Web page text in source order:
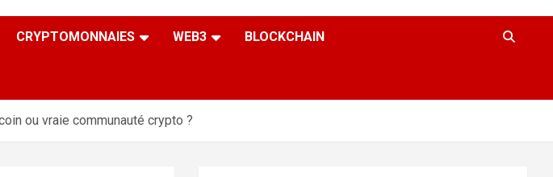
CRYPTOMONNAIES WEB3 BLOCKCHAIN
ou vraie communauté crypto ?